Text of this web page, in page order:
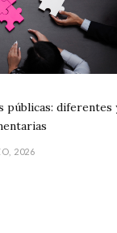
públicas: diferentes
2026